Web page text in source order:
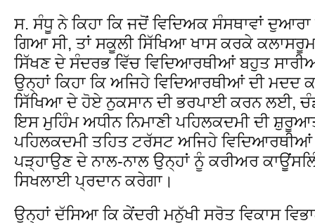
ਸ. ਸੰਧੂ ਨੇ ਕਿਹਾ ਕਿ ਜਦੋਂ ਵਿਦਿਅਕ ਸੰਸਥਾਵਾਂ
ਗਿਆ ਸੀ, ਤਾਂ ਸਕੂਲੀ ਸਿੱਖਿਆ ਖਾਸ ਕਰਕੇ
ਸਿੱਖਣ ਦੇ ਸੰਦਰਭ ਵਿੱਚ ਵਿਦਿਆਰਥੀਆਂ ਬਹੁਤ
ਉਨ੍ਹਾਂ ਕਿਹਾ ਕਿ ਅਜਿਹੇ ਵਿਦਿਆਰਥੀਆਂ ਦੀ ਮਦਦ
ਸਿੱਖਿਆ ਦੇ ਹੋਏ ਨੁਕਸਾਨ ਦੀ ਭਰਪਾਈ ਕਰਨ ਲਈ,
ਇਸ ਮੁਹਿੰਮ ਅਧੀਨ ਨਿਮਾਣੀ ਪਹਿਲਕਦਮੀ ਦੀ
ਪਹਿਲਕਦਮੀ ਤਹਿਤ ਟਰੱਸਟ ਅਜਿਹੇ ਵਿਦਿਆਰਥੀਆਂ
ਪੜ੍ਹਾਉਣ ਦੇ ਨਾਲ-ਨਾਲ ਉਨ੍ਹਾਂ ਨੂੰ ਕਰੀਅਰ
ਸਿਖਲਾਈ ਪ੍ਰਦਾਨ ਕਰੇਗਾ।
ਉਨ੍ਹਾਂ ਦੱਸਿਆ ਕਿ ਕੇਂਦਰੀ ਮਨੁੱਖੀ ਸਰੋਤ ਵਿਕਾਸ